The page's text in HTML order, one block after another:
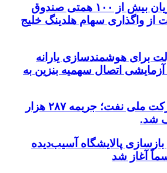
پیگیری جبران زیان بیش از ۱۰۰ همتی صندوق
از واگذاری سهام هلدینگ خلیج
برای هوشمندسازی یارانه
اتصال سهمیه بنزین به
نفس راحت شرکت ملی نفت؛ جریمه ۲۸۷ هزار
شد.
پالایشگاه آسیب‌دیده
آغاز شد